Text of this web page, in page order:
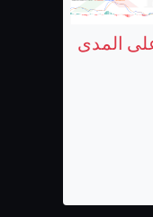
المدى